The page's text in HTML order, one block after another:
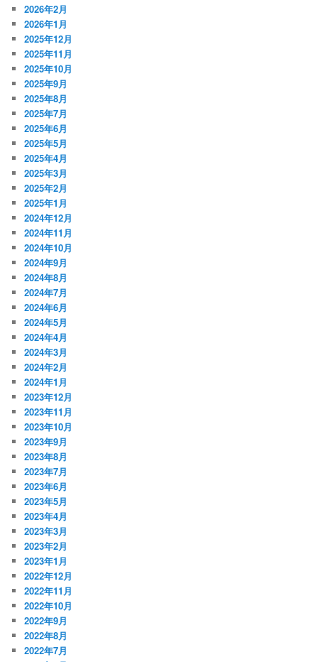
2026年2月
2026年1月
2025年12月
2025年11月
2025年10月
2025年9月
2025年8月
2025年7月
2025年6月
2025年5月
2025年4月
2025年3月
2025年2月
2025年1月
2024年12月
2024年11月
2024年10月
2024年9月
2024年8月
2024年7月
2024年6月
2024年5月
2024年4月
2024年3月
2024年2月
2024年1月
2023年12月
2023年11月
2023年10月
2023年9月
2023年8月
2023年7月
2023年6月
2023年5月
2023年4月
2023年3月
2023年2月
2023年1月
2022年12月
2022年11月
2022年10月
2022年9月
2022年8月
2022年7月